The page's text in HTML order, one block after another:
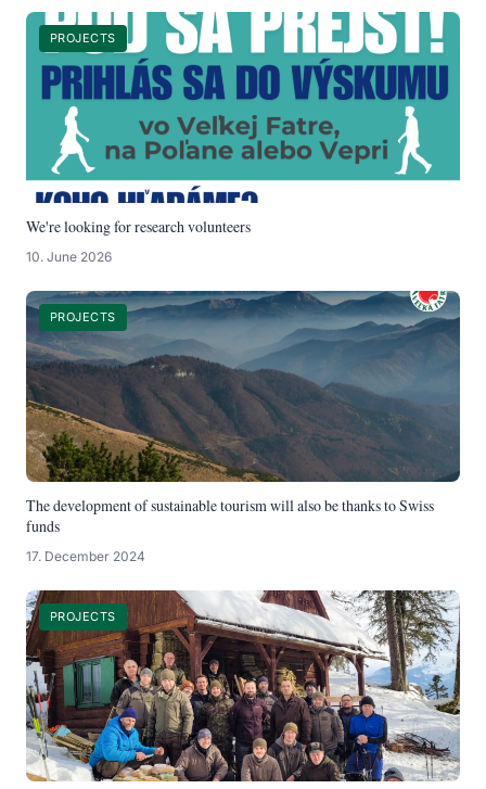
Forest communities
Náš NPVF Tube
Nature protection
Invasive plants
How to behave in an area with the appearance of a
brown bear
Fishing in Veľká Fatra National Park
PROJECTS
We're looking for research volunteers
10. June 2026
PROJECTS
The development of sustainable tourism will also be thanks to Swiss
funds
17. December 2024
PROJECTS